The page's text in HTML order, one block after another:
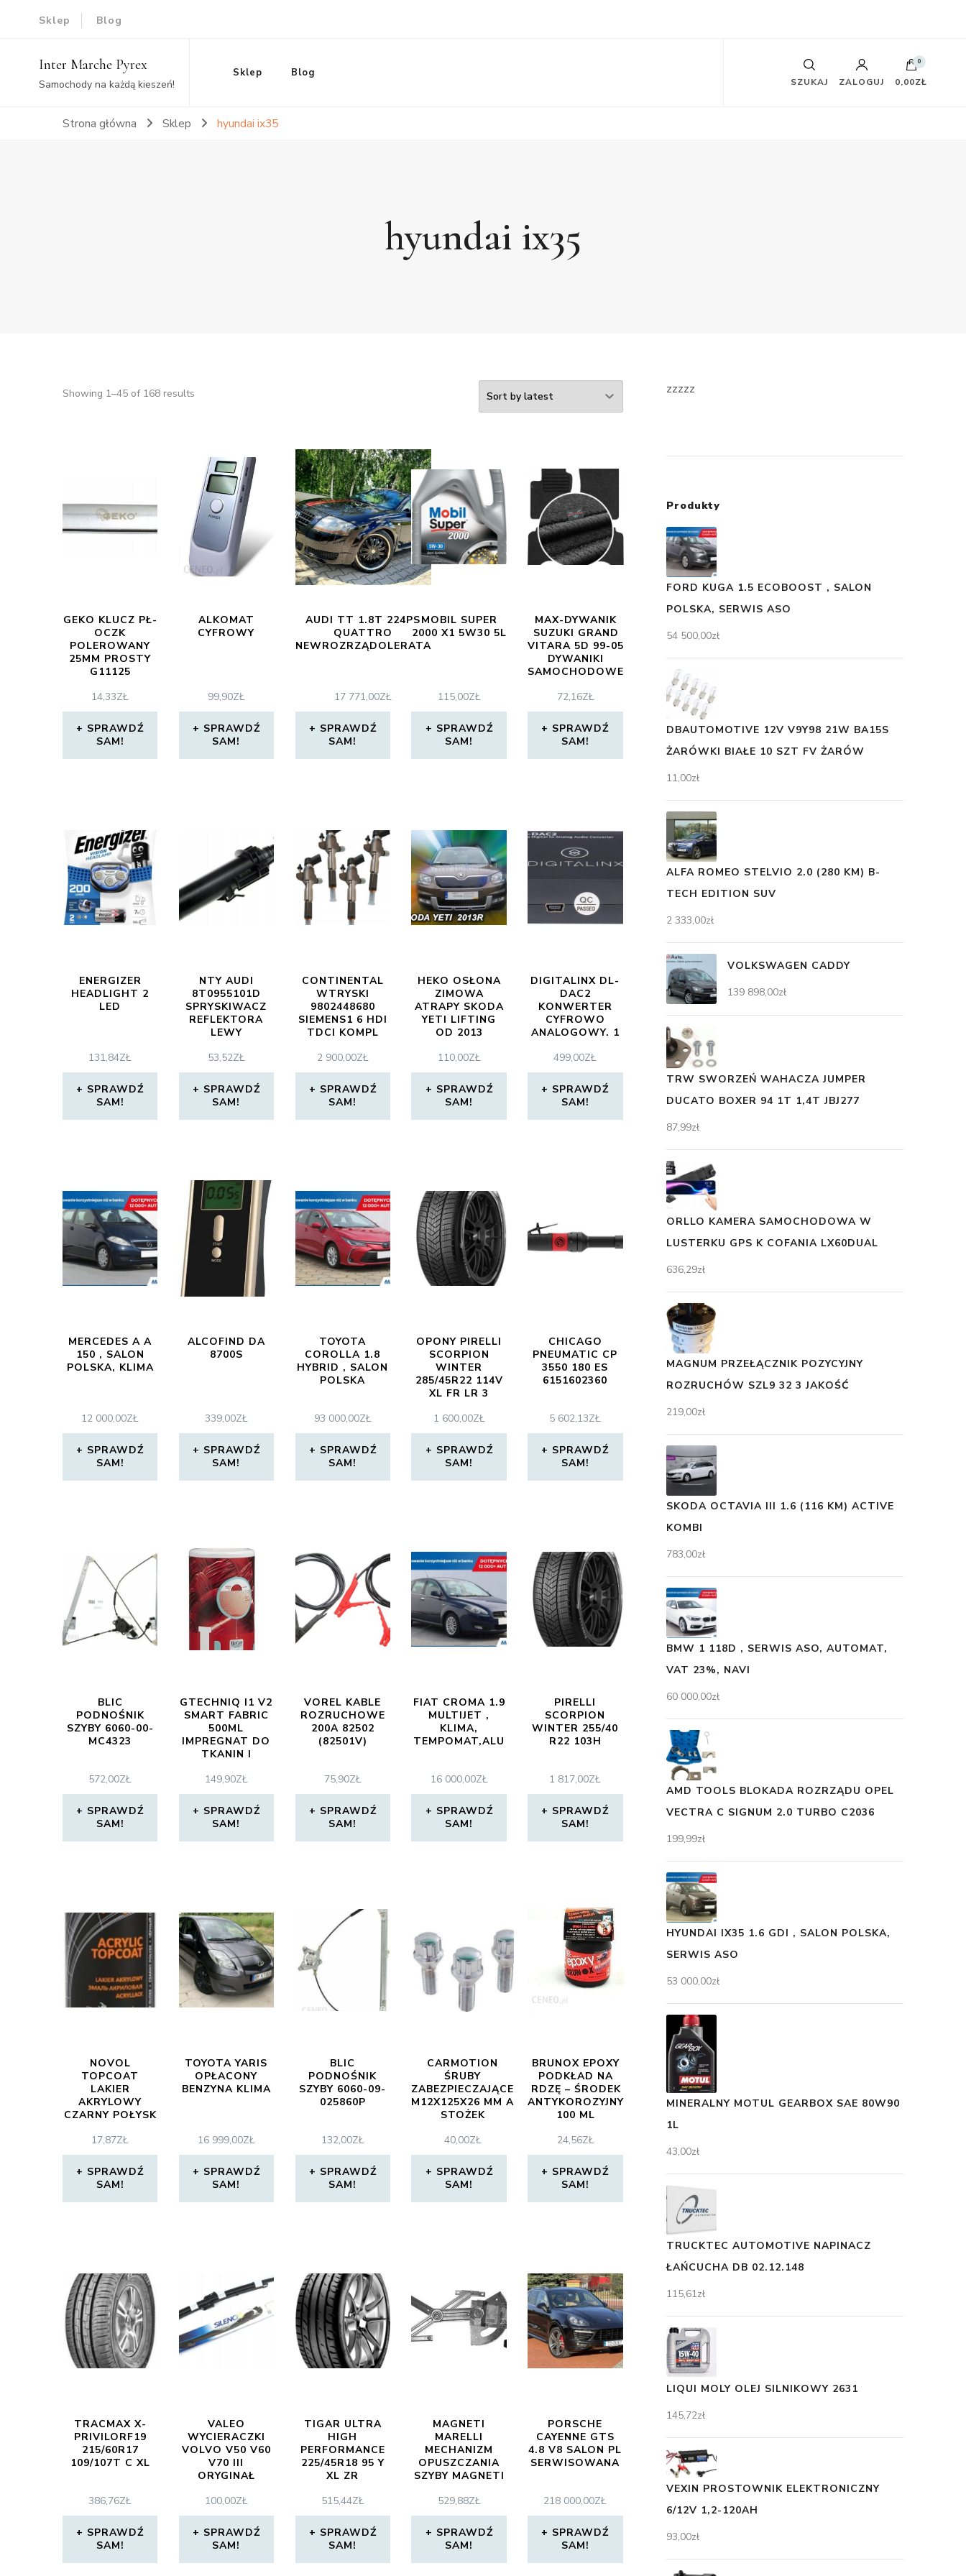
Sklep Blog
Inter Marche Pyrex
Samochody na każdą kieszeń!
Sklep Blog
SZUKAJ ZALOGUJ
0
0,00ZŁ
Strona główna Sklep hyundai ix35
hyundai ix35
Showing 1–45 of 168 results
GEKO KLUCZ PŁ-
OCZK
POLEROWANY
25MM PROSTY
G11125
14,33ZŁ
SPRAWDŹ
SAM!
ALKOMAT
CYFROWY
99,90ZŁ
SPRAWDŹ
SAM!
AUDI TT 1.8T 224PS
QUATTRO
NEWROZRZĄDOLERATA
17 771,00ZŁ
SPRAWDŹ
SAM!
MOBIL SUPER
2000 X1 5W30 5L
115,00ZŁ
SPRAWDŹ
SAM!
MAX-DYWANIK
SUZUKI GRAND
VITARA 5D 99-05
DYWANIKI
SAMOCHODOWE
72,16ZŁ
SPRAWDŹ
SAM!
ENERGIZER
HEADLIGHT 2
LED
131,84ZŁ
SPRAWDŹ
SAM!
NTY AUDI
8T0955101D
SPRYSKIWACZ
REFLEKTORA
LEWY
53,52ZŁ
SPRAWDŹ
SAM!
CONTINENTAL
WTRYSKI
9802448680
SIEMENS1 6 HDI
TDCI KOMPL
2 900,00ZŁ
SPRAWDŹ
SAM!
HEKO OSŁONA
ZIMOWA
ATRAPY SKODA
YETI LIFTING
OD 2013
110,00ZŁ
SPRAWDŹ
SAM!
DIGITALINX DL-
DAC2
KONWERTER
CYFROWO
ANALOGOWY. 1
OPTICAL
(STEREO
DIGITAL AUDIO)
-> 3.5MM JACK 2
RCA
499,00ZŁ
SPRAWDŹ
SAM!
MERCEDES A A
150 , SALON
POLSKA, KLIMA
12 000,00ZŁ
SPRAWDŹ
SAM!
ALCOFIND DA
8700S
339,00ZŁ
SPRAWDŹ
SAM!
TOYOTA
COROLLA 1.8
HYBRID , SALON
POLSKA
93 000,00ZŁ
SPRAWDŹ
SAM!
OPONY PIRELLI
SCORPION
WINTER
285/45R22 114V
XL FR LR 3
1 600,00ZŁ
SPRAWDŹ
SAM!
CHICAGO
PNEUMATIC CP
3550 180 ES
6151602360
5 602,13ZŁ
SPRAWDŹ
SAM!
BLIC
PODNOŚNIK
SZYBY 6060-00-
MC4323
572,00ZŁ
SPRAWDŹ
SAM!
GTECHNIQ I1 V2
SMART FABRIC
500ML
IMPREGNAT DO
TKANIN I
149,90ZŁ
SPRAWDŹ
SAM!
VOREL KABLE
ROZRUCHOWE
200A 82502
(82501V)
75,90ZŁ
SPRAWDŹ
SAM!
FIAT CROMA 1.9
MULTIJET ,
KLIMA,
TEMPOMAT,ALU
16 000,00ZŁ
SPRAWDŹ
SAM!
PIRELLI
SCORPION
WINTER 255/40
R22 103H
1 817,00ZŁ
SPRAWDŹ
SAM!
NOVOL
TOPCOAT
LAKIER
AKRYLOWY
CZARNY POŁYSK
17,87ZŁ
SPRAWDŹ
SAM!
TOYOTA YARIS
OPŁACONY
BENZYNA KLIMA
16 999,00ZŁ
SPRAWDŹ
SAM!
BLIC
PODNOŚNIK
SZYBY 6060-09-
025860P
132,00ZŁ
SPRAWDŹ
SAM!
CARMOTION
ŚRUBY
ZABEZPIECZAJĄCE
M12X125X26 MM A
STOŻEK
40,00ZŁ
SPRAWDŹ
SAM!
BRUNOX EPOXY
PODKŁAD NA
RDZĘ – ŚRODEK
ANTYKOROZYJNY
100 ML
24,56ZŁ
SPRAWDŹ
SAM!
TRACMAX X-
PRIVILORF19
215/60R17
109/107T C XL
386,76ZŁ
SPRAWDŹ
SAM!
VALEO
WYCIERACZKI
VOLVO V50 V60
V70 III
ORYGINAŁ
100,00ZŁ
SPRAWDŹ
SAM!
TIGAR ULTRA
HIGH
PERFORMANCE
225/45R18 95 Y
XL ZR
515,44ZŁ
SPRAWDŹ
SAM!
MAGNETI
MARELLI
MECHANIZM
OPUSZCZANIA
SZYBY MAGNETI
OPEL CORSA C
4D
529,88ZŁ
SPRAWDŹ
SAM!
PORSCHE
CAYENNE GTS
4.8 V8 SALON PL
SERWISOWANA
218 000,00ZŁ
SPRAWDŹ
SAM!
zzzzz
Produkty
FORD KUGA 1.5 ECOBOOST , SALON
POLSKA, SERWIS ASO
54 500,00zł
DBAUTOMOTIVE 12V V9Y98 21W BA15S
ŻARÓWKI BIAŁE 10 SZT FV ŻARÓW
11,00zł
ALFA ROMEO STELVIO 2.0 (280 KM) B-
TECH EDITION SUV
2 333,00zł
VOLKSWAGEN CADDY
139 898,00zł
TRW SWORZEŃ WAHACZA JUMPER
DUCATO BOXER 94 1T 1,4T JBJ277
87,99zł
ORLLO KAMERA SAMOCHODOWA W
LUSTERKU GPS K COFANIA LX60DUAL
636,29zł
MAGNUM PRZEŁĄCZNIK POZYCYJNY
ROZRUCHÓW SZL9 32 3 JAKOŚĆ
219,00zł
SKODA OCTAVIA III 1.6 (116 KM) ACTIVE
KOMBI
783,00zł
BMW 1 118D , SERWIS ASO, AUTOMAT,
VAT 23%, NAVI
60 000,00zł
AMD TOOLS BLOKADA ROZRZĄDU OPEL
VECTRA C SIGNUM 2.0 TURBO C2036
199,99zł
HYUNDAI IX35 1.6 GDI , SALON POLSKA,
SERWIS ASO
53 000,00zł
MINERALNY MOTUL GEARBOX SAE 80W90
1L
43,00zł
TRUCKTEC AUTOMOTIVE NAPINACZ
ŁAŃCUCHA DB 02.12.148
115,61zł
LIQUI MOLY OLEJ SILNIKOWY 2631
145,72zł
VEXIN PROSTOWNIK ELEKTRONICZNY
6/12V 1,2-120AH
93,00zł